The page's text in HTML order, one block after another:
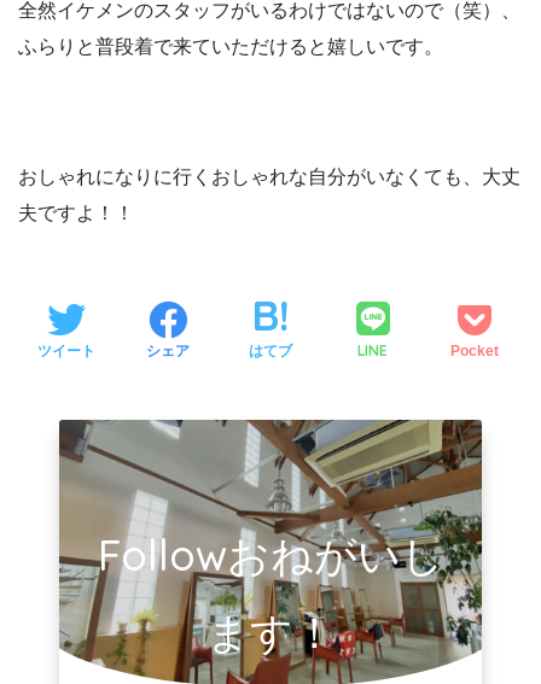
全然イケメンのスタッフがいるわけではないので（笑）、
ふらりと普段着で来ていただけると嬉しいです。
おしゃれになりに行くおしゃれな自分がいなくても、大丈
夫ですよ！！
ツイート シェア はてブ LINE Pocket
Followおねがいし
ます！